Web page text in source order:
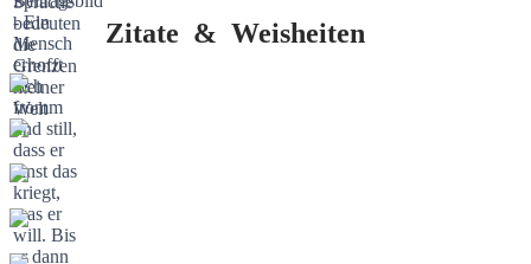
Zitate & Weisheiten